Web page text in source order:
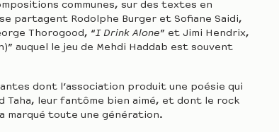
communes, sur des textes en
partagent Rodolphe Burger et Sofiane Saidi,
Thorogood, “I Drink Alone” et Jimi Hendrix,
auquel le jeu de Mehdi Haddab est souvent
dont l’association produit une poésie qui
Taha, leur fantôme bien aimé, et dont le rock
marqué toute une génération.